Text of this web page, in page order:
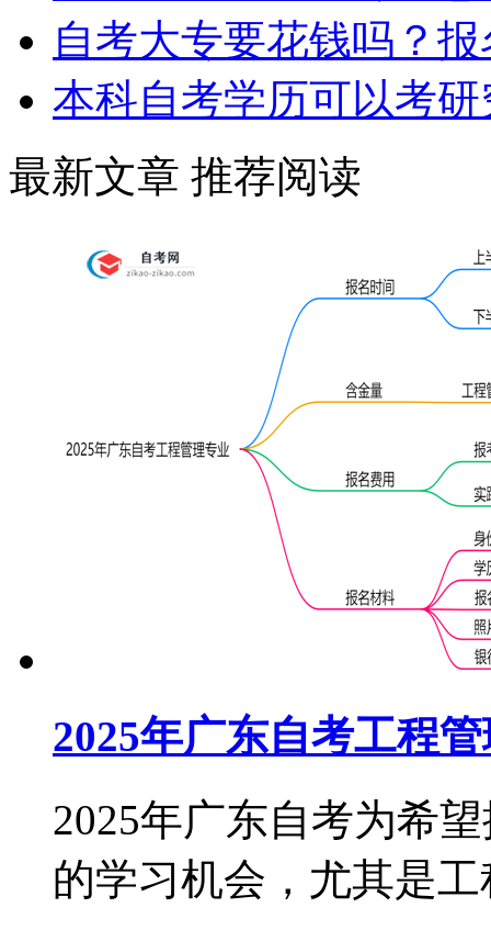
自考大专要花钱吗？
本科自考学历可以考
最新文章 推荐阅读
2025年广东自考工程
2025年广东自考为希
的学习机会，尤其是工
学历提升报考中心